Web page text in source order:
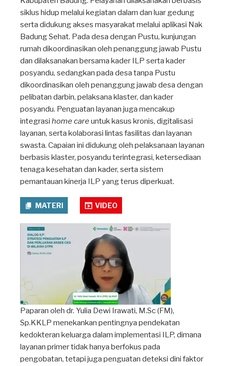
siklus hidup melalui kegiatan dalam dan luar gedung
serta didukung akses masyarakat melalui aplikasi Nak
Badung Sehat. Pada desa dengan Pustu, kunjungan
rumah dikoordinasikan oleh penanggung jawab Pustu
dan dilaksanakan bersama kader ILP serta kader
posyandu, sedangkan pada desa tanpa Pustu
dikoordinasikan oleh penanggung jawab desa dengan
pelibatan darbin, pelaksana klaster, dan kader
posyandu. Penguatan layanan juga mencakup
integrasi home care untuk kasus kronis, digitalisasi
layanan, serta kolaborasi lintas fasilitas dan layanan
swasta. Capaian ini didukung oleh pelaksanaan layanan
berbasis klaster, posyandu terintegrasi, ketersediaan
tenaga kesehatan dan kader, serta sistem
pemantauan kinerja ILP yang terus diperkuat.
MATERI VIDEO
Paparan oleh dr. Yulia Dewi Irawati, M.Sc (FM),
Sp.KKLP menekankan pentingnya pendekatan
kedokteran keluarga dalam implementasi ILP, dimana
layanan primer tidak hanya berfokus pada
pengobatan, tetapi juga penguatan deteksi dini faktor